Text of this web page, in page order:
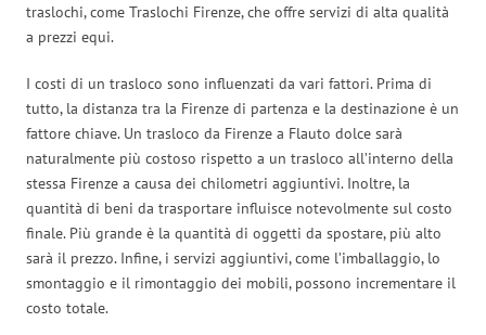
traslochi, come Traslochi Firenze, che offre servizi di alta qualità
a prezzi equi.
I costi di un trasloco sono influenzati da vari fattori. Prima di
tutto, la distanza tra la Firenze di partenza e la destinazione è un
fattore chiave. Un trasloco da Firenze a Flauto dolce sarà
naturalmente più costoso rispetto a un trasloco all’interno della
stessa Firenze a causa dei chilometri aggiuntivi. Inoltre, la
quantità di beni da trasportare influisce notevolmente sul costo
finale. Più grande è la quantità di oggetti da spostare, più alto
sarà il prezzo. Infine, i servizi aggiuntivi, come l’imballaggio, lo
smontaggio e il rimontaggio dei mobili, possono incrementare il
costo totale.